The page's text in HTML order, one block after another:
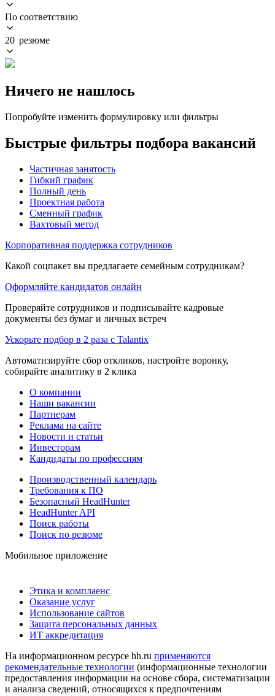
По соответствию
20 резюме
Ничего не нашлось
Попробуйте изменить формулировку или фильтры
Быстрые фильтры подбора вакансий
Частичная занятость
Гибкий график
Полный день
Проектная работа
Сменный график
Вахтовый метод
Корпоративная поддержка сотрудников
Какой соцпакет вы предлагаете семейным сотрудникам?
Оформляйте кандидатов онлайн
Проверяйте сотрудников и подписывайте кадровые
документы без бумаг и личных встреч
Ускорьте подбор в 2 раза с Talantix
Автоматизируйте сбор откликов, настройте воронку,
собирайте аналитику в 2 клика
О компании
Наши вакансии
Партнерам
Реклама на сайте
Новости и статьи
Инвесторам
Кандидаты по профессиям
Производственный календарь
Требования к ПО
Безопасный HeadHunter
HeadHunter API
Поиск работы
Поиск по резюме
Мобильное приложение
Этика и комплаенс
Оказание услуг
Использование сайтов
Защита персональных данных
ИТ аккредитация
На информационном ресурсе hh.ru применяются
рекомендательные технологии (информационные технологии
предоставления информации на основе сбора, систематизации
и анализа сведений, относящихся к предпочтениям